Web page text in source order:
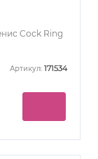
Cock Ring
Артикул: 171534